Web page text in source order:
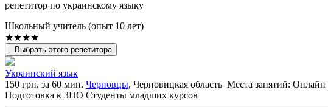
репетитор по украинскому языку
Школьный учитель (опыт 10 лет)
★★★★
Выбрать этого репетитора
Украинский язык
150 грн. за 60 мин. Черновцы, Черновицкая область Места занятий: Онлайн
Подготовка к ЗНО Студенты младших курсов